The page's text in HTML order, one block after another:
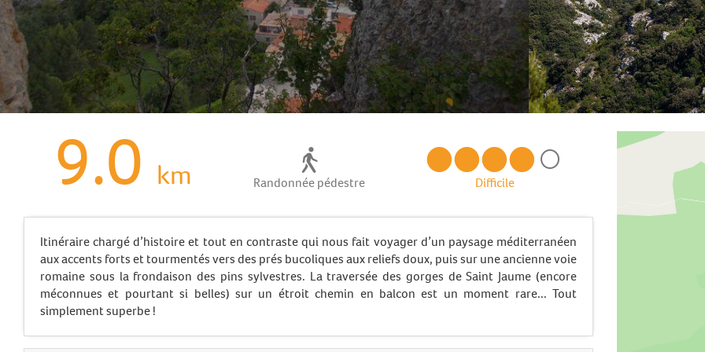
9.0 km Randonnée pédestre Difficile
Itinéraire chargé d’histoire et tout en contraste qui nous fait voyager d’un paysage méditerranéen
aux accents forts et tourmentés vers des prés bucoliques aux reliefs doux, puis sur une ancienne voie
romaine sous la frondaison des pins sylvestres. La traversée des gorges de Saint Jaume (encore
méconnues et pourtant si belles) sur un étroit chemin en balcon est un moment rare... Tout
simplement superbe !